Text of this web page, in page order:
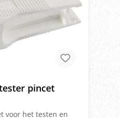
pincet
voor het testen en